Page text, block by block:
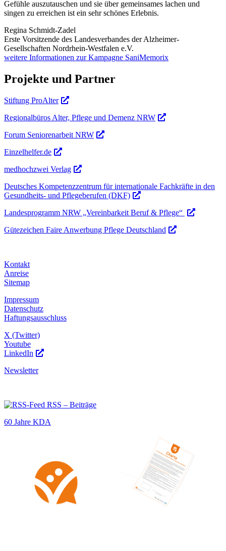
Gefühle auszutauschen und sie über gemeinsames lachen und
singen zu erreichen ist ein sehr schönes Erlebnis.
Regina Schmidt-Zadel
Erste Vorsitzende des Landesverbandes der Alzheimer-
Gesellschaften Nordrhein-Westfalen e.V.
weitere Informationen zur Kampagne SaniMemorix
Projekte und Partner
Stiftung ProAlter
Regionalbüros Alter, Pflege und Demenz NRW
Forum Seniorenarbeit NRW
Einzelhelfer.de
medhochzwei Verlag
Deutsches Kompetenzzentrum für internationale Fachkräfte in den
Gesundheits- und Pflegeberufen (DKF)
Landesprogramm NRW „Vereinbarkeit Beruf & Pflege“
Gütezeichen Faire Anwerbung Pflege Deutschland
Kontakt
Anreise
Sitemap
Impressum
Datenschutz
Haftungsausschluss
X (Twitter)
Youtube
LinkedIn
Newsletter
RSS – Beiträge
60 Jahre KDA